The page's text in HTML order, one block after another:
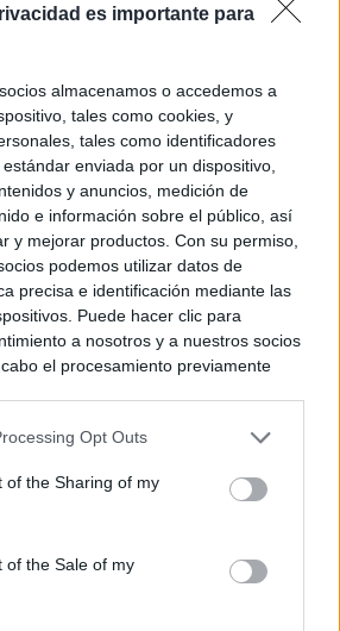
es importante para
almacenamos o accedemos a
tales como cookies, y
tales como identificadores
enviada por un dispositivo,
y anuncios, medición de
e información sobre el público, así
y mejorar productos. Con su permiso,
podemos utilizar datos de
precisa e identificación mediante las
Puede hacer clic para
a nosotros y a nuestros socios
el procesamiento previamente
Tenga en cuenta que algún
pero usted tiene el derecho de
Sus preferencias se aplicarán
de nuevo en este sitio web o
de privacidad.
Opt Outs
of the Sharing of my
of the Sale of my